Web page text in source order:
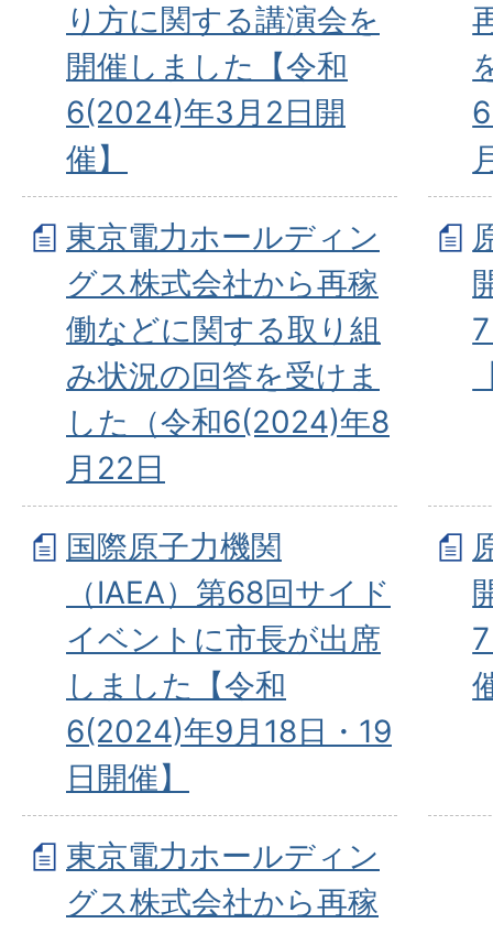
り方に関する講演会を
開催しました【令和
6(2024)年3月2日開
催】
東京電力ホールディン
グス株式会社から再稼
働などに関する取り組
み状況の回答を受けま
した（令和6(2024)年8
月22日
国際原子力機関
（IAEA）第68回サイド
イベントに市長が出席
しました【令和
6(2024)年9月18日・19
日開催】
東京電力ホールディン
グス株式会社から再稼